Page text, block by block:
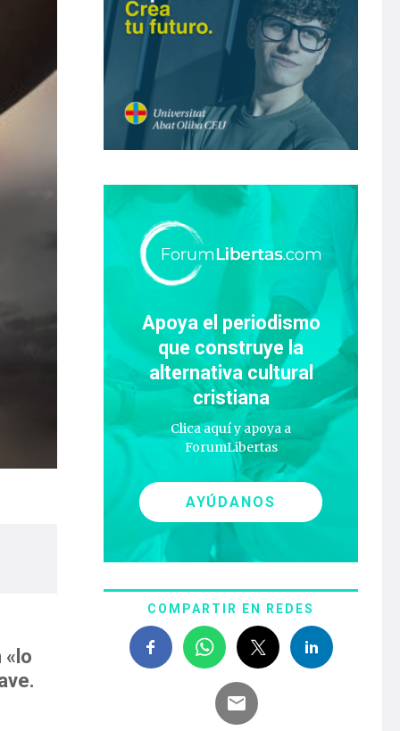
«lo
Apoya el periodismo
que construye la
alternativa cultural
cristiana
Clica aquí y apoya a
ForumLibertas
AYÚDANOS
COMPARTIR EN REDES